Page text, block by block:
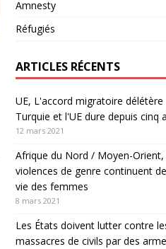
Amnesty
Réfugiés
ARTICLES RÉCENTS
UE, L'accord migratoire délétère
Turquie et l'UE dure depuis cinq
12 mars 2021
Afrique du Nord / Moyen-Orient,
violences de genre continuent
vie des femmes
8 mars 2021
Les États doivent lutter contre
massacres de civils par des